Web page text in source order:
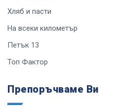
Хляб и пасти
На всеки километър
Петък 13
Топ Фактор
Препоръчваме Ви